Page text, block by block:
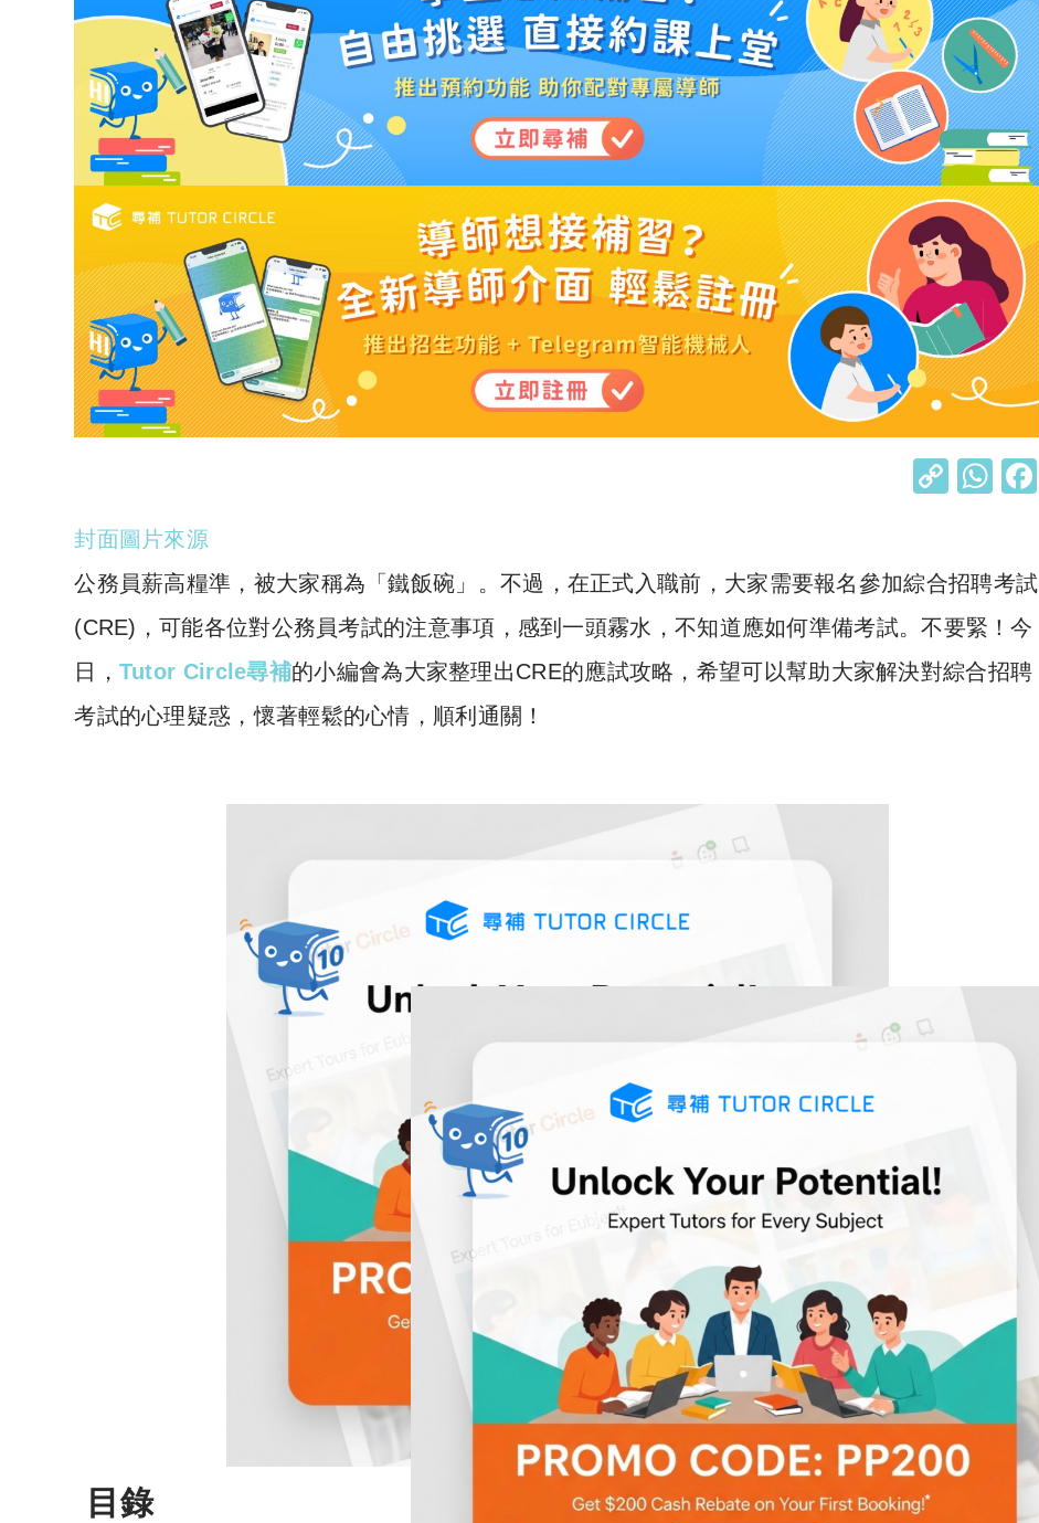
C
y
Li
n
k
W
s
A
p
p
封面圖片來源
公務員薪高糧準，被大家稱為「鐵飯碗」。不過，在正式入職前，大家需要報名參加綜合招聘考試
(CRE)，可能各位對公務員考試的注意事項，感到一頭霧水，不知道應如何準備考試。不要緊！今
日， Tutor Circle尋補的小編會為大家整理出CRE的應試攻略，希望可以幫助大家解決對綜合招聘
考試的心理疑惑，懷著輕鬆的心情，順利通關！
目錄